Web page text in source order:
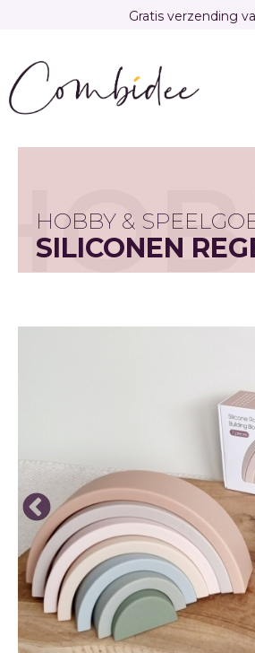
inhoud
gaan
Gratis verzending
HOBBY &
SILICONEN